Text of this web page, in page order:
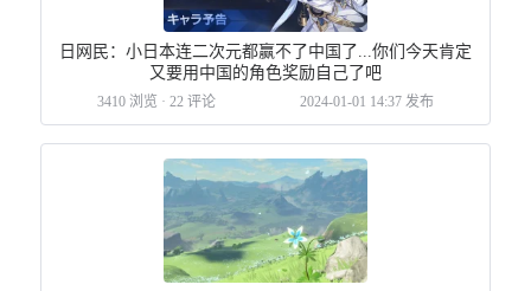
日网民：小日本连二次元都赢不了中国了...你们今天肯定
又要用中国的角色奖励自己了吧
2024-01-01 14:37 发布
3410 浏览 · 22 评论